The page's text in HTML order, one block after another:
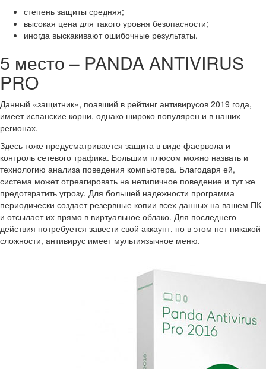
степень защиты средняя;
высокая цена для такого уровня безопасности;
иногда выскакивают ошибочные результаты.
5 место – PANDA ANTIVIRUS
PRO
Данный «защитник», поавший в рейтинг антивирусов 2019 года,
имеет испанские корни, однако широко популярен и в наших
регионах.
Здесь тоже предусматривается защита в виде фаервола и
контроль сетевого трафика. Большим плюсом можно назвать и
технологию анализа поведения компьютера. Благодаря ей,
система может отреагировать на нетипичное поведение и тут же
предотвратить угрозу. Для большей надежности программа
периодически создает резервные копии всех данных на вашем ПК
и отсылает их прямо в виртуальное облако. Для последнего
действия потребуется завести свой аккаунт, но в этом нет никакой
сложности, антивирус имеет мультиязычное меню.